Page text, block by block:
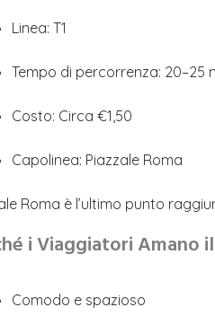
Linea: T1
Tempo di percorrenza: 20–25
Costo: Circa €1,50
Capolinea: Piazzale Roma
Roma è l’ultimo punto
i Viaggiatori Amano
Comodo e spazioso